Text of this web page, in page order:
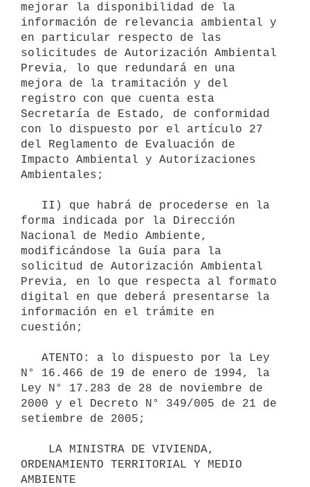
mejorar la disponibilidad de la
información de relevancia ambiental y
en particular respecto de las
solicitudes de Autorización Ambiental
Previa, lo que redundará en una
mejora de la tramitación y del
registro con que cuenta esta
Secretaría de Estado, de conformidad
con lo dispuesto por el artículo 27
del Reglamento de Evaluación de
Impacto Ambiental y Autorizaciones
Ambientales;
forma indicada por la Dirección
Nacional de Medio Ambiente,
modificándose la Guía para la
solicitud de Autorización Ambiental
Previa, en lo que respecta al formato
digital en que deberá presentarse la
información en el trámite en
cuestión;
N° 16.466 de 19 de enero de 1994, la
Ley N° 17.283 de 28 de noviembre de
2000 y el Decreto N° 349/005 de 21 de
setiembre de 2005;
ORDENAMIENTO TERRITORIAL Y MEDIO
AMBIENTE